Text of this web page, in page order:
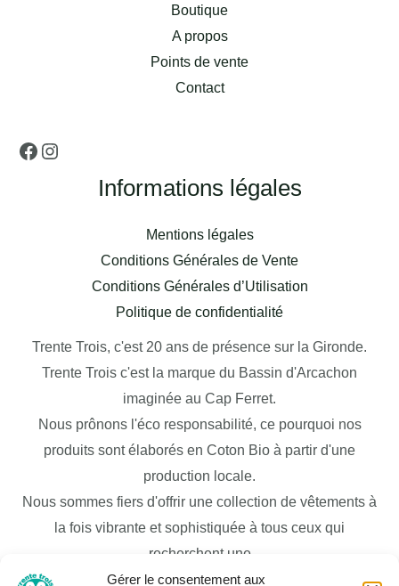
Gérer le consentement aux
Boutique
A propos
Points de vente
Contact
Informations légales
Mentions légales
Conditions Générales de Vente
Conditions Générales d’Utilisation
Politique de confidentialité
Trente Trois, c'est 20 ans de présence sur la Gironde.
Trente Trois c'est la marque du Bassin d'Arcachon
imaginée au Cap Ferret.
Nous prônons l'éco responsabilité, ce pourquoi nos
produits sont élaborés en Coton Bio à partir d'une
production locale.
Nous sommes fiers d'offrir une collection de vêtements à
la fois vibrante et sophistiquée à tous ceux qui
recherchent une
garde-robe de mode moderne et élégante pour